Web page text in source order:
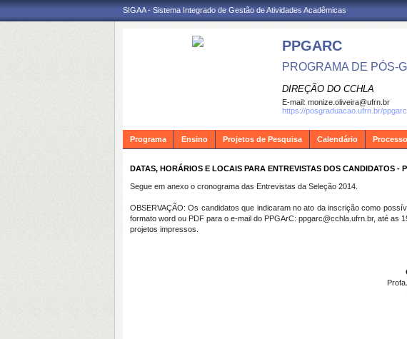
SIGAA - Sistema Integrado de Gestão de Atividades Acadêmicas
PPGARC
PROGRAMA DE PÓS-
DIREÇÃO DO CCHLA
E-mail: monize.oliveira@ufrn.br
https://posgraduacao.ufrn.br/ppgarc
Programa Ensino Projetos de Pesquisa Calendário
DATAS, HORÁRIOS E LOCAIS PARA ENTREVISTAS DOS CANDIDATOS -
Segue em anexo o cronograma das Entrevistas da Seleção 2014.
OBSERVAÇÃO: Os candidatos que indicaram no ato da inscrição como
formato word ou PDF para o e-mail do PPGArC: ppgarc@cchla.ufrn.br, até
projetos impressos.